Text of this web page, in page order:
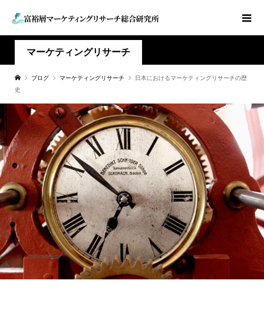
マーケティングリサーチ
ブログ マーケティングリサーチ
日本におけるマーケティングリサーチの歴
史